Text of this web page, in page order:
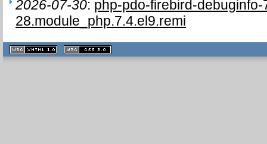
2026-07-30: php-pdo-firebird-debuginfo-
28.module_php.7.4.el9.remi
XHTML
1.1 valide
2.0 valide